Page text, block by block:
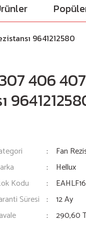
9641212580
406 407
Fan
Hellux
Kodu
Süresi
12 Ay
290,60